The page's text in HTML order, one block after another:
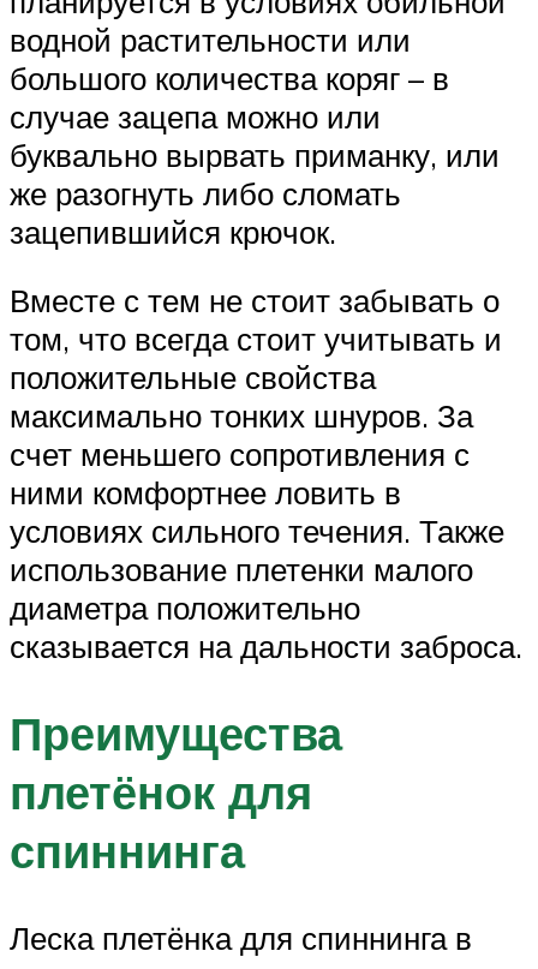
водной растительности или
большого количества коряг – в
случае зацепа можно или
буквально вырвать приманку, или
же разогнуть либо сломать
зацепившийся крючок.
Вместе с тем не стоит забывать о
том, что всегда стоит учитывать и
положительные свойства
максимально тонких шнуров. За
счет меньшего сопротивления с
ними комфортнее ловить в
условиях сильного течения. Также
использование плетенки малого
диаметра положительно
сказывается на дальности заброса.
Преимущества
плетёнок для
спиннинга
Леска плетёнка для спиннинга в